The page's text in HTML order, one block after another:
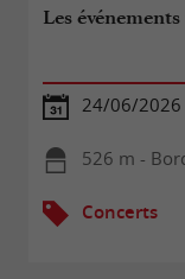
Les
24/06/
526 m -
Concerts